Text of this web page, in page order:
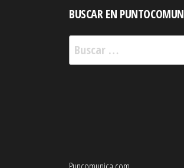
BUSCAR EN
Buscar: